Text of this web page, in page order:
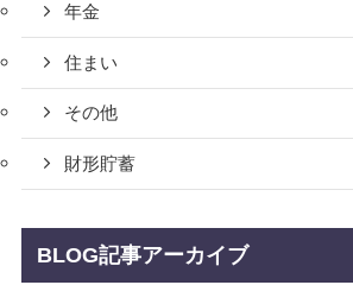
年金
住まい
その他
財形貯蓄
BLOG記事アーカイブ